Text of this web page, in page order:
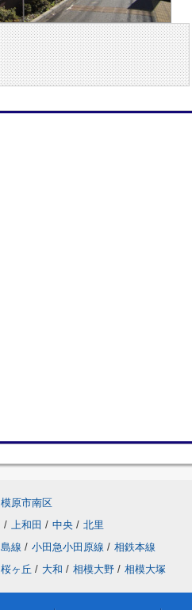
原市南区
/ 上和田 / 中央 / 北里
線 / 小田急小田原線 / 相鉄本線
桜ヶ丘 / 大和 / 相模大野 / 相模大塚